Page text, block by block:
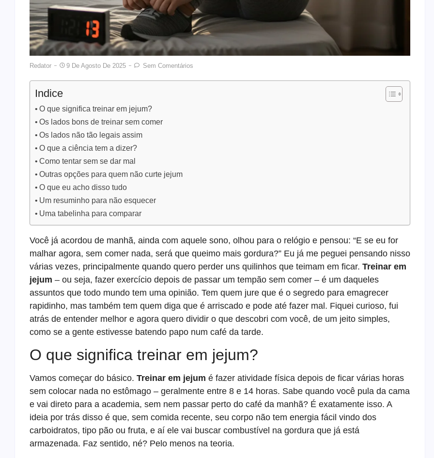
Redator 9 De Agosto De 2025 Sem Comentários
Indice
O que significa treinar em jejum?
Os lados bons de treinar sem comer
Os lados não tão legais assim
O que a ciência tem a dizer?
Como tentar sem se dar mal
Outras opções para quem não curte jejum
O que eu acho disso tudo
Um resuminho para não esquecer
Uma tabelinha para comparar
Você já acordou de manhã, ainda com aquele sono, olhou para o relógio e pensou: “E se eu for
malhar agora, sem comer nada, será que queimo mais gordura?” Eu já me peguei pensando nisso
várias vezes, principalmente quando quero perder uns quilinhos que teimam em ficar. Treinar em
jejum – ou seja, fazer exercício depois de passar um tempão sem comer – é um daqueles
assuntos que todo mundo tem uma opinião. Tem quem jure que é o segredo para emagrecer
rapidinho, mas também tem quem diga que é arriscado e pode até fazer mal. Fiquei curioso, fui
atrás de entender melhor e agora quero dividir o que descobri com você, de um jeito simples,
como se a gente estivesse batendo papo num café da tarde.
O que significa treinar em jejum?
Vamos começar do básico. Treinar em jejum é fazer atividade física depois de ficar várias horas
sem colocar nada no estômago – geralmente entre 8 e 14 horas. Sabe quando você pula da cama
e vai direto para a academia, sem nem passar perto do café da manhã? É exatamente isso. A
ideia por trás disso é que, sem comida recente, seu corpo não tem energia fácil vindo dos
carboidratos, tipo pão ou fruta, e aí ele vai buscar combustível na gordura que já está
armazenada. Faz sentido, né? Pelo menos na teoria.